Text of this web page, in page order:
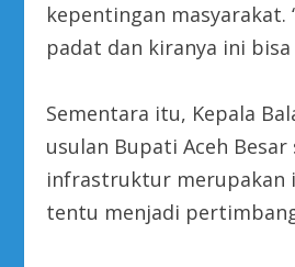
kepentingan
padat dan kiranya ini
Sementara itu, Kepala
usulan Bupati Aceh
infrastruktur merupakan
tentu menjadi